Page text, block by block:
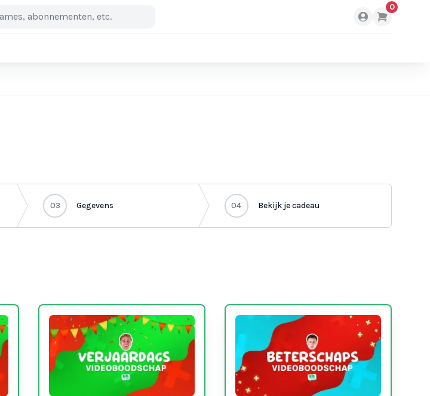
0
03 Gegevens 04 Bekijk je cadeau